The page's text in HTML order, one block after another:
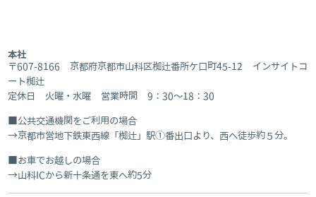
本社
〒607-8166 京都府京都市山科区椥辻番所ケ口町45-12 インサイトコ
ート椥辻
定休日 火曜・水曜 営業時間 9：30～18：30
公共交通機関をご利用の場合
京都市営地下鉄東西線「椥辻」駅①番出口より、西へ徒歩約５分。
お車でお越しの場合
山科ICから新十条通を東へ約5分